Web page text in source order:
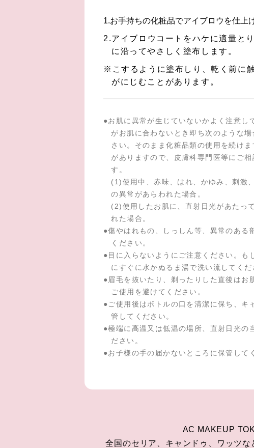
1.お手持ちの化粧品でアイブロウを仕上
2.アイブロウコートをハケに適量と
に沿ってやさしく塗布します。
※こするように塗布しり、乾く前に
がにじむことがあります。
●お肌に異常が生じていないかよく注意し
がお肌に合わないとき即ち次のような
さい。そのまま化粧品類の使用を続け
がありますので、皮膚科専門医等にご
す。
(1)使用中、赤味、はれ、かゆみ、刺激
の異常があらわれた場合。
(2)使用したお肌に、直射日光があたっ
れた場合。
●傷やはれもの、しっしん等、異常のある
ください。
● 目に入らないようにご注意ください。も
にすぐに水かぬるま湯で洗い流してくだ
● 眉毛を抜いたり、剃ったりした直後はお
ご使用を避けてください。
● ご使用後はボトルの口を清潔に保ち、キ
管してください。
●極端に高温又は低温の場所、直射日光の
ださい。
●お子様の手の届かないところに保管して
AC MAKEUP
全国のセリア、キャンドゥ、ワッツな